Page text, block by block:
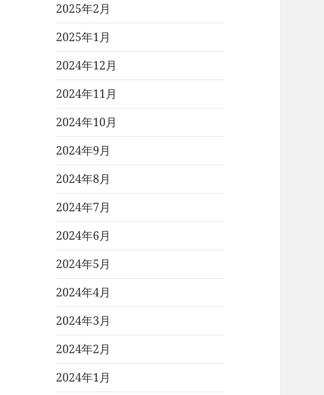
2025年2月
2025年1月
2024年12月
2024年11月
2024年10月
2024年9月
2024年8月
2024年7月
2024年6月
2024年5月
2024年4月
2024年3月
2024年2月
2024年1月